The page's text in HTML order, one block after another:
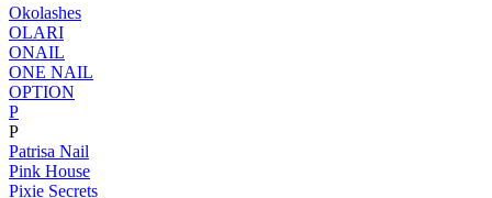
Okolashes
OLARI
ONAIL
ONE NAIL
OPTION
P
P
Patrisa Nail
Pink House
Pixie Secrets